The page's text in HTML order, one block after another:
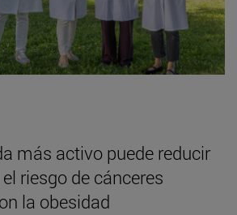
más activo puede reducir
riesgo de cánceres
la obesidad